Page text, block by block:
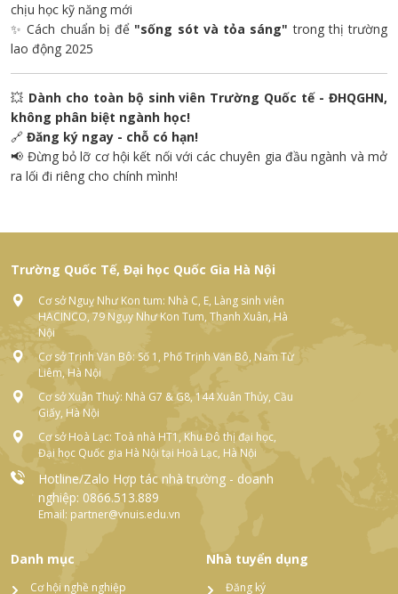
chịu học kỹ năng mới
✨ Cách chuẩn bị để "sống sót và tỏa sáng" trong thị trường
lao động 2025
💥 Dành cho toàn bộ sinh viên Trường Quốc tế - ĐHQGHN,
không phân biệt ngành học!
🔗 Đăng ký ngay - chỗ có hạn!
📢 Đừng bỏ lỡ cơ hội kết nối với các chuyên gia đầu ngành và mở
ra lối đi riêng cho chính mình!
Trường Quốc Tế, Đại học Quốc Gia Hà Nội
Cơ sở Nguỵ Như Kon tum: Nhà C, E, Làng sinh viên
HACINCO, 79 Ngụy Như Kon Tum, Thanh Xuân, Hà
Nội
Cơ sở Trịnh Văn Bô: Số 1, Phố Trịnh Văn Bô, Nam Từ
Liêm, Hà Nội
Cơ sở Xuân Thuỷ: Nhà G7 & G8, 144 Xuân Thủy, Cầu
Giấy, Hà Nội
Cơ sở Hoà Lạc: Toà nhà HT1, Khu Đô thị đại học,
Đại học Quốc gia Hà Nội tại Hoà Lạc, Hà Nội
Hotline/Zalo Hợp tác nhà trường - doanh
nghiệp: 0866.513.889
Email: partner@vnuis.edu.vn
Danh mục
Cơ hội nghề nghiệp
Nhà tuyển dụng
Đăng ký